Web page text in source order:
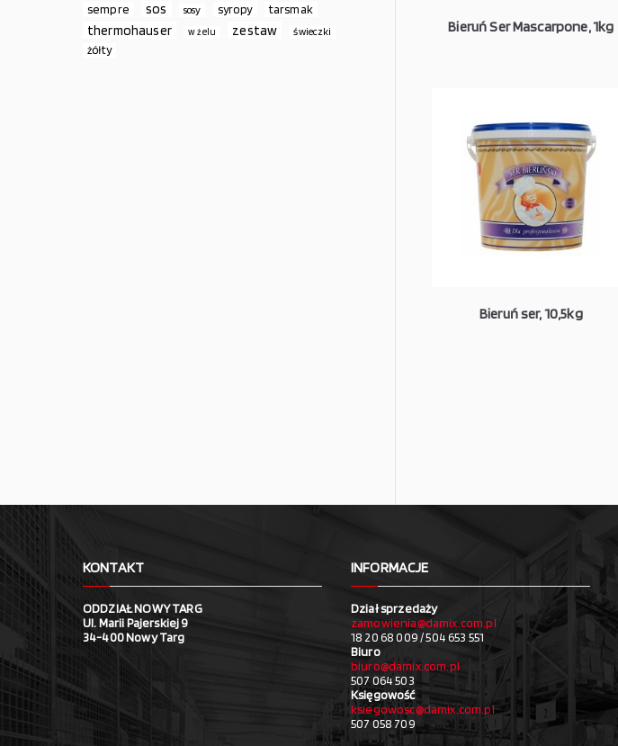
Bieruń Ser Mascarpone, 1kg
Bieruń ser, 10,5kg
sempre sos sosy syropy tarsmak
thermohauser w żelu zestaw świeczki
żółty
KONTAKT
ODDZIAŁ NOWY TARG
Ul. Marii Pajerskiej 9
34-400 Nowy Targ
INFORMACJE
Dział sprzedaży
zamowienia@damix.com.pl
18 20 68 009 / 504 653 551
Biuro
biuro@damix.com.pl
507 064 503
Księgowość
ksiegowosc@damix.com.pl
507 058 709